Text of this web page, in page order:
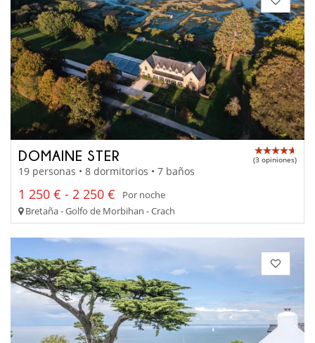
DOMAINE STER (3 opiniones)
19 personas • 8 dormitorios • 7 baños
1 250 € - 2 250 €
Por noche
Bretaña - Golfo de Morbihan - Crach